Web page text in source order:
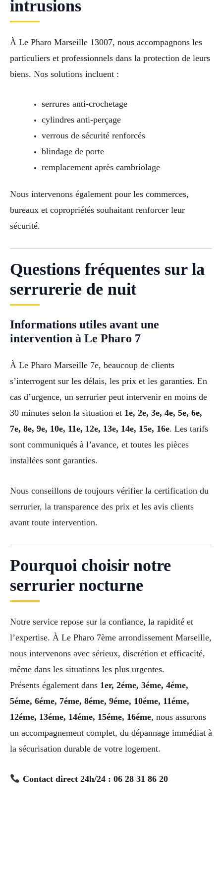
intrusions
À Le Pharo Marseille 13007, nous accompagnons les
particuliers et professionnels dans la protection de leurs
biens. Nos solutions incluent :
serrures anti-crochetage
cylindres anti-perçage
verrous de sécurité renforcés
blindage de porte
remplacement après cambriolage
Nous intervenons également pour les commerces,
bureaux et copropriétés souhaitant renforcer leur
sécurité.
Questions fréquentes sur la
serrurerie de nuit
Informations utiles avant une
intervention à Le Pharo 7
À Le Pharo Marseille 7e, beaucoup de clients
s’interrogent sur les délais, les prix et les garanties. En
cas d’urgence, un serrurier peut intervenir en moins de
30 minutes selon la situation et 1e, 2e, 3e, 4e, 5e, 6e,
7e, 8e, 9e, 10e, 11e, 12e, 13e, 14e, 15e, 16e. Les tarifs
sont communiqués à l’avance, et toutes les pièces
installées sont garanties.
Nous conseillons de toujours vérifier la certification du
serrurier, la transparence des prix et les avis clients
avant toute intervention.
Pourquoi choisir notre
serrurier nocturne
Notre service repose sur la confiance, la rapidité et
l’expertise. À Le Pharo 7ème arrondissement Marseille,
nous intervenons avec sérieux, discrétion et efficacité,
même dans les situations les plus urgentes.
Présents également dans 1er, 2éme, 3éme, 4éme,
5éme, 6éme, 7éme, 8éme, 9éme, 10éme, 11éme,
12éme, 13éme, 14éme, 15éme, 16éme, nous assurons
un accompagnement complet, du dépannage immédiat à
la sécurisation durable de votre logement.
Contact direct 24h/24 : 06 28 31 86 20